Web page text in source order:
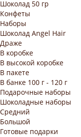
Шоколад 50 гр
Конфеты
Наборы
Шоколад Angel Hair
Драже
В коробке
В высокой коробке
В пакете
В банке 100 г - 120 г
Подарочные наборы
Шоколадные наборы
Средний
Большой
Готовые подарки